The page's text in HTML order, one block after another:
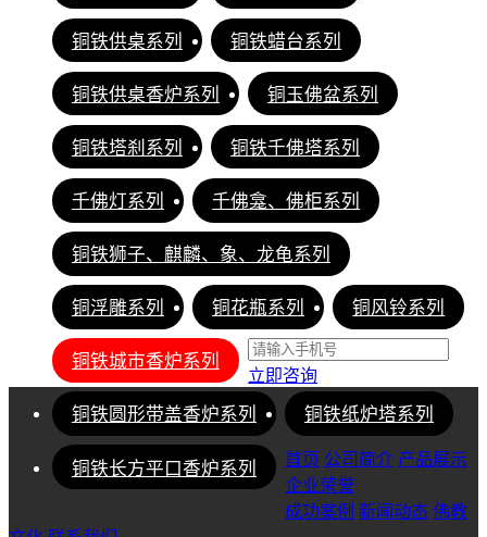
铜铁供桌系列 铜铁蜡台系列
铜铁供桌香炉系列 铜玉佛盆系列
铜铁塔刹系列 铜铁千佛塔系列
千佛灯系列 千佛龛、佛柜系列
铜铁狮子、麒麟、象、龙龟系列
铜浮雕系列 铜花瓶系列 铜风铃系列
铜铁城市香炉系列
铜铁圆形带盖香炉系列 铜铁纸炉塔系列
铜铁长方平口香炉系列
立即咨询
首页 公司简介 产品展示
企业荣誉
成功案例 新闻动态 佛教